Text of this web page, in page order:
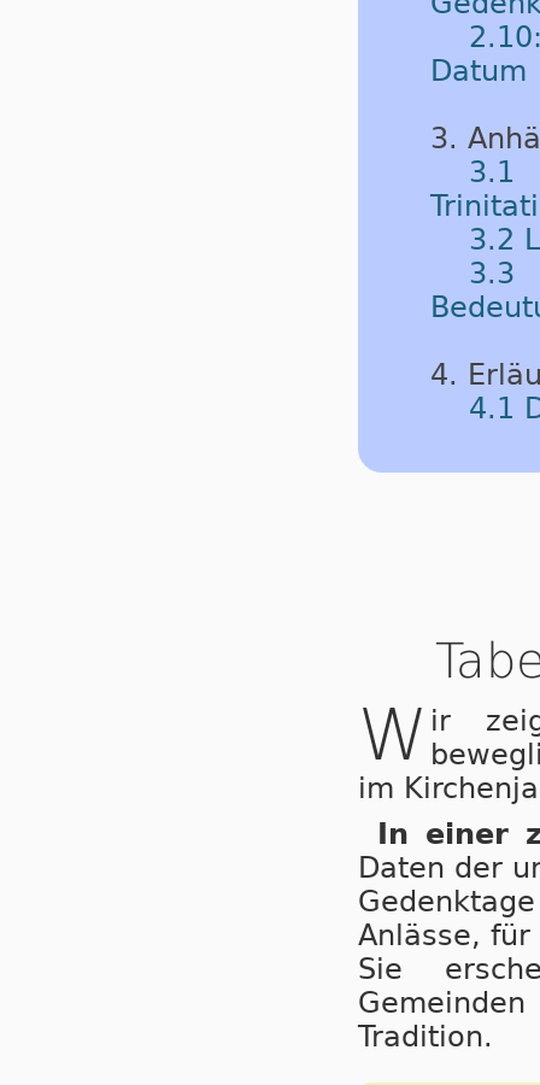
Datum
3.
3.1
3.2
3.3
4.
4.1
W ir
im
In einer
Daten der
Anlässe,
Sie
Tradition.